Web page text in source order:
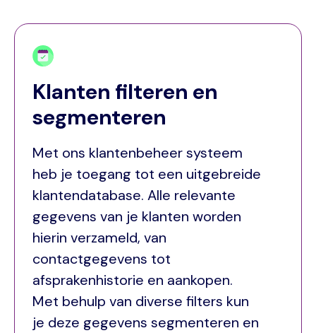
Klanten filteren en
segmenteren
Met ons klantenbeheer systeem
heb je toegang tot een uitgebreide
klantendatabase. Alle relevante
gegevens van je klanten worden
hierin verzameld, van
contactgegevens tot
afsprakenhistorie en aankopen.
Met behulp van diverse filters kun
je deze gegevens segmenteren en